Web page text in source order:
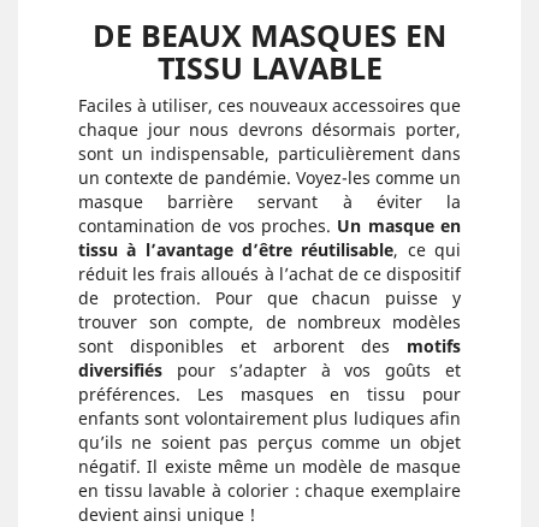
DE BEAUX MASQUES EN
TISSU LAVABLE
Faciles à utiliser, ces nouveaux accessoires que
chaque jour nous devrons désormais porter,
sont un indispensable, particulièrement dans
un contexte de pandémie. Voyez-les comme un
masque barrière servant à éviter la
contamination de vos proches. Un masque en
tissu à l’avantage d’être réutilisable, ce qui
réduit les frais alloués à l’achat de ce dispositif
de protection. Pour que chacun puisse y
trouver son compte, de nombreux modèles
sont disponibles et arborent des motifs
diversifiés pour s’adapter à vos goûts et
préférences. Les masques en tissu pour
enfants sont volontairement plus ludiques afin
qu’ils ne soient pas perçus comme un objet
négatif. Il existe même un modèle de masque
en tissu lavable à colorier : chaque exemplaire
devient ainsi unique !